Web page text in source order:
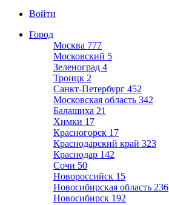
Войти
Город
Москва 777
Московский 5
Зеленоград 4
Троицк 2
Санкт-Петербург 452
Московская область 342
Балашиха 21
Химки 17
Красногорск 17
Краснодарский край 323
Краснодар 142
Сочи 50
Новороссийск 15
Новосибирская область 236
Новосибирск 192